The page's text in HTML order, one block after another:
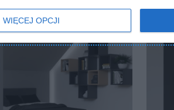
WIĘCEJ OPCJI